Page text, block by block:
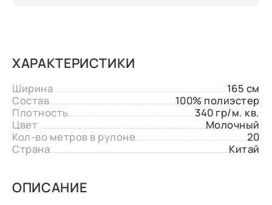
ХАРАКТЕРИСТИКИ
Ширина
165 см
Состав
100% полиэстер
Плотность
340 гр/м. кв.
Цвет
Молочный
Кол-во метров в рулоне
20
Страна
Китай
ОПИСАНИЕ